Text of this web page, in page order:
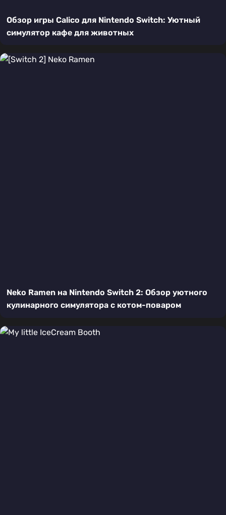
Обзор игры Calico для Nintendo Switch: Уютный
симулятор кафе для животных
Neko Ramen на Nintendo Switch 2: Обзор уютного
кулинарного симулятора с котом-поваром